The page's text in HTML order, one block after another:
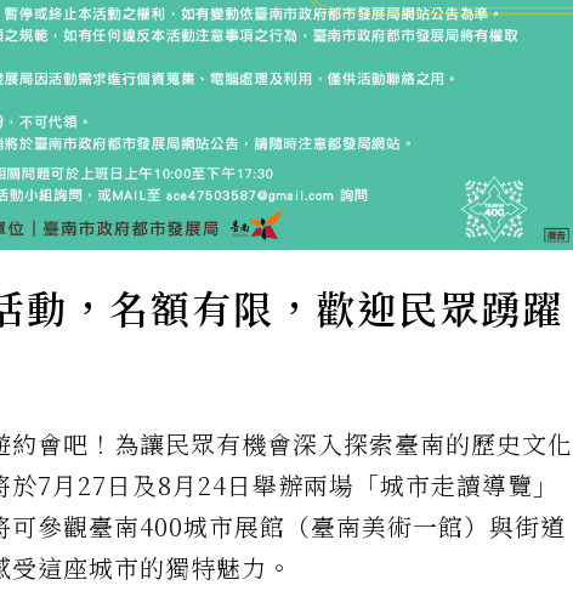
動，名額有限，歡迎民眾踴躍
會吧！為讓民眾有機會深入探索臺南的歷史文化
7月27日及8月24日舉辦兩場「城市走讀導覽」
參觀臺南400城市展館（臺南美術一館）與街道
這座城市的獨特魅力。